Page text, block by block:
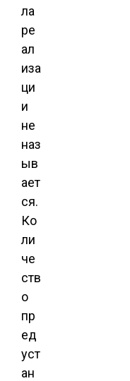
ла
ре
ал
иза
ци
и
не
наз
ыв
ает
ся.
Ко
ли
че
ств
о
пр
ед
уст
ан